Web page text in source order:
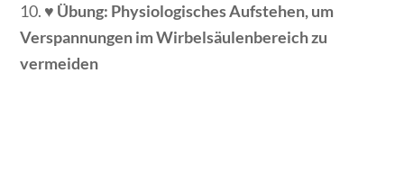
10. ♥ Übung: Physiologisches Aufstehen, um
Verspannungen im Wirbelsäulenbereich zu
vermeiden